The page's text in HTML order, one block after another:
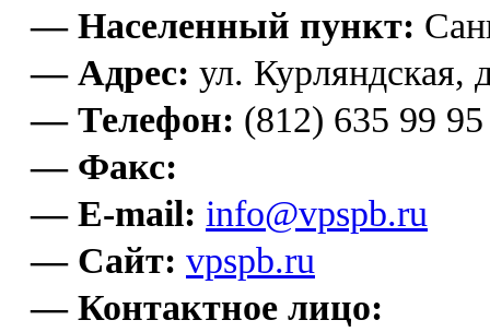
— Населенный пункт:
— Адрес: ул. Курляндская,
— Телефон: (812) 635 99 95
— Факс:
— E-mail: info@vpspb.ru
— Сайт: vpspb.ru
— Контактное лицо: